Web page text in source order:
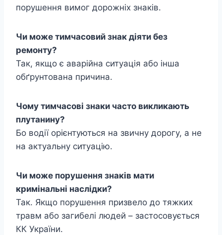
порушення вимог дорожніх знаків.
Чи може тимчасовий знак діяти без
ремонту?
Так, якщо є аварійна ситуація або інша
обґрунтована причина.
Чому тимчасові знаки часто викликають
плутанину?
Бо водії орієнтуються на звичну дорогу, а не
на актуальну ситуацію.
Чи може порушення знаків мати
кримінальні наслідки?
Так. Якщо порушення призвело до тяжких
травм або загибелі людей – застосовується
КК України.